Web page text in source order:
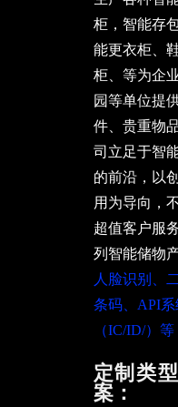
定制
案：
柜，智能存
能更衣柜、
柜、等为企
园等单位提
件、贵重物
司立足于智
的前沿，以
用为导向，
超值客户服
列智能储物
人脸识别、
条码、API
（IC/ID/）等